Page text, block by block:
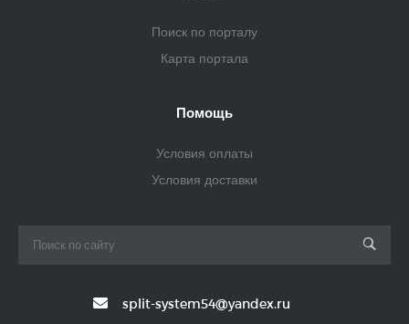
Поиск по порталу
Карта портала
Помощь
Условия оплаты
Условия доставки
split-system54@yandex.ru